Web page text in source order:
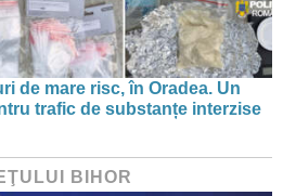
de mare risc, în Oradea. Un
trafic de substanțe interzise
BIHOR